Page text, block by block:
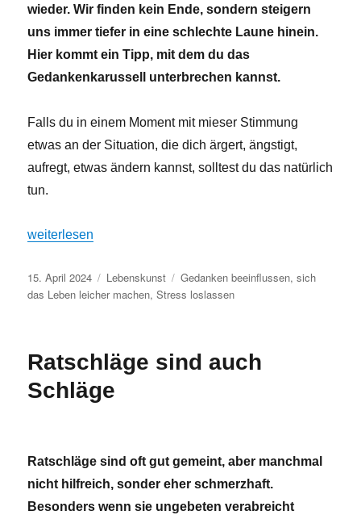
wieder. Wir finden kein Ende, sondern steigern
uns immer tiefer in eine schlechte Laune hinein.
Hier kommt ein Tipp, mit dem du das
Gedankenkarussell unterbrechen kannst.
Falls du in einem Moment mit mieser Stimmung
etwas an der Situation, die dich ärgert, ängstigt,
aufregt, etwas ändern kannst, solltest du das natürlich
tun.
„Schlechte Laune vertreiben – Finde 10 positive Dinge“
weiterlesen
Veröffentlicht
am
15. April 2024 Kategorien
Lebenskunst Schlagwörter
Gedanken beeinflussen,sich
das Leben leicher machen,Stress loslassen
Ratschläge sind auch
Schläge
Ratschläge sind oft gut gemeint, aber manchmal
nicht hilfreich, sonder eher schmerzhaft.
Besonders wenn sie ungebeten verabreicht